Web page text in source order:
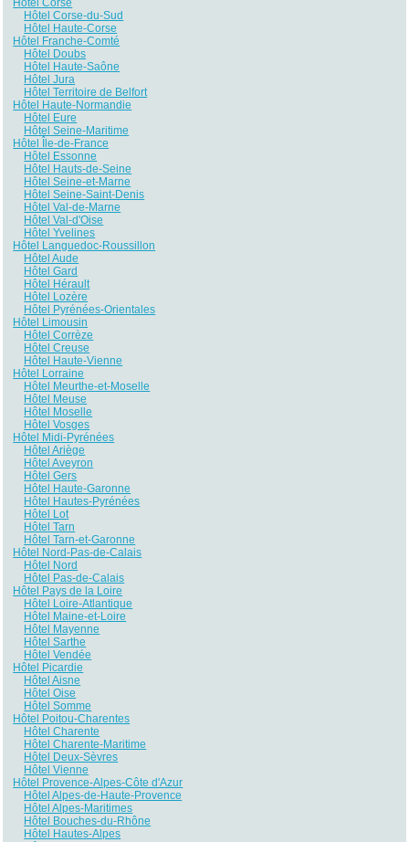
Hôtel Corse-du-Sud
Hôtel Haute-Corse
Hôtel Franche-Comté
Hôtel Doubs
Hôtel Haute-Saône
Hôtel Jura
Hôtel Territoire de Belfort
Hôtel Haute-Normandie
Hôtel Eure
Hôtel Seine-Maritime
Hôtel Île-de-France
Hôtel Essonne
Hôtel Hauts-de-Seine
Hôtel Seine-et-Marne
Hôtel Seine-Saint-Denis
Hôtel Val-de-Marne
Hôtel Val-d'Oise
Hôtel Yvelines
Hôtel Languedoc-Roussillon
Hôtel Aude
Hôtel Gard
Hôtel Hérault
Hôtel Lozère
Hôtel Pyrénées-Orientales
Hôtel Limousin
Hôtel Corrèze
Hôtel Creuse
Hôtel Haute-Vienne
Hôtel Lorraine
Hôtel Meurthe-et-Moselle
Hôtel Meuse
Hôtel Moselle
Hôtel Vosges
Hôtel Midi-Pyrénées
Hôtel Ariège
Hôtel Aveyron
Hôtel Gers
Hôtel Haute-Garonne
Hôtel Hautes-Pyrénées
Hôtel Lot
Hôtel Tarn
Hôtel Tarn-et-Garonne
Hôtel Nord-Pas-de-Calais
Hôtel Nord
Hôtel Pas-de-Calais
Hôtel Pays de la Loire
Hôtel Loire-Atlantique
Hôtel Maine-et-Loire
Hôtel Mayenne
Hôtel Sarthe
Hôtel Vendée
Hôtel Picardie
Hôtel Aisne
Hôtel Oise
Hôtel Somme
Hôtel Poitou-Charentes
Hôtel Charente
Hôtel Charente-Maritime
Hôtel Deux-Sèvres
Hôtel Vienne
Hôtel Provence-Alpes-Côte d'Azur
Hôtel Alpes-de-Haute-Provence
Hôtel Alpes-Maritimes
Hôtel Bouches-du-Rhône
Hôtel Hautes-Alpes